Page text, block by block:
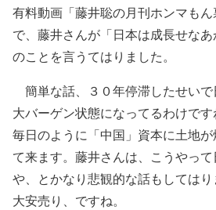
有料動画「藤井聡の月刊ホンマも
で、藤井さんが「日本は成長せな
のことを言うてはりました。
簡単な話、３０年停滞したせいで
大バーゲン状態になってるわけです
毎日のように「中国」資本に土地
て来ます。藤井さんは、こうやっ
や、とかなり悲観的な話もしては
大安売り、ですね。